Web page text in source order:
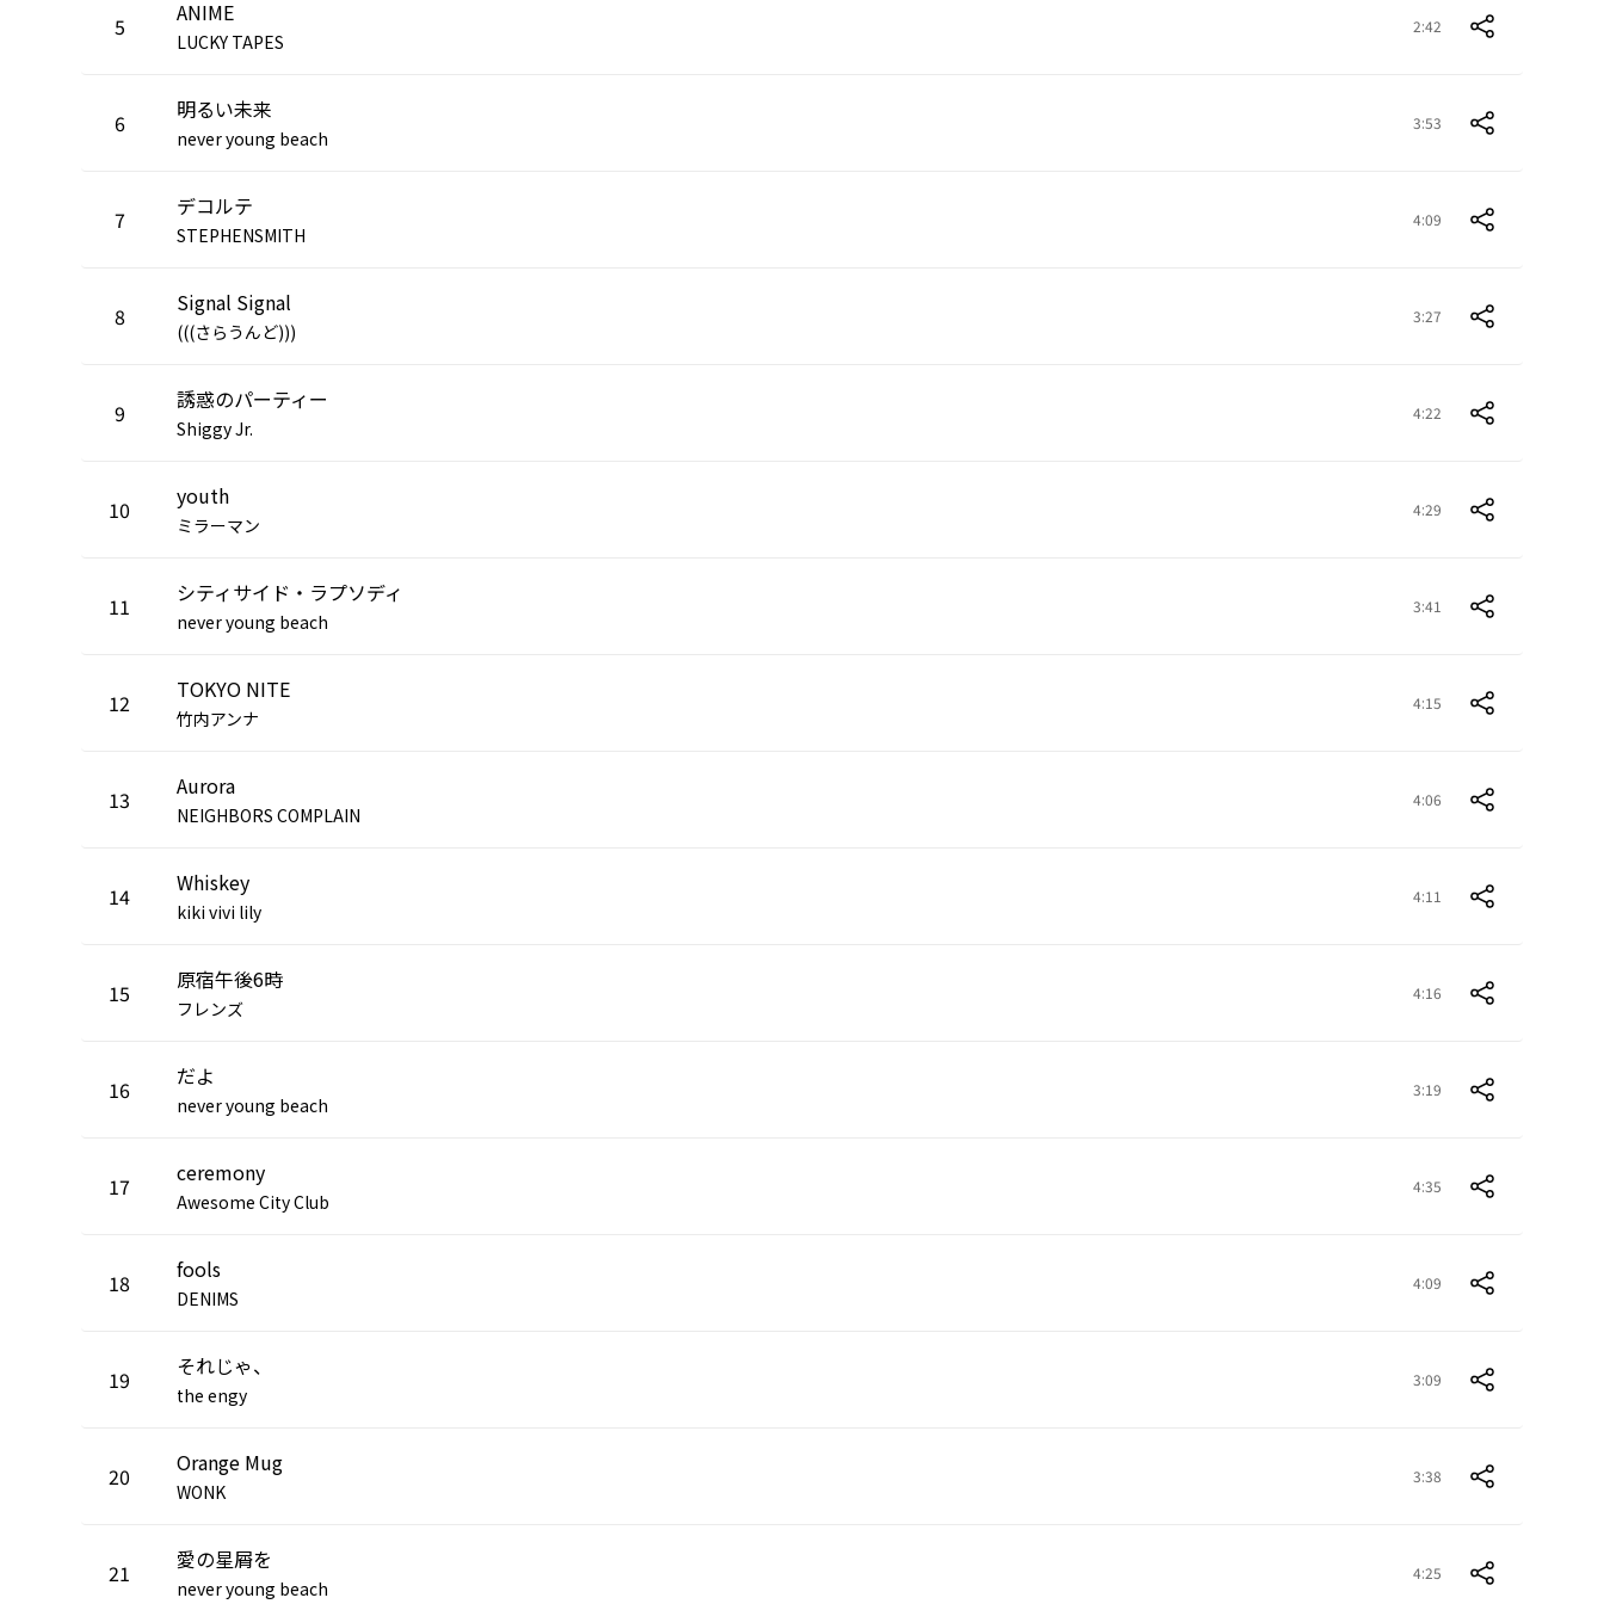
5 ANIME
LUCKY TAPES
2:42
6 明るい未来
never young beach
3:53
7 デコルテ
STEPHENSMITH
4:09
8 Signal Signal
(((さらうんど)))
3:27
9 誘惑のパーティー
Shiggy Jr.
4:22
10 youth
ミラーマン
4:29
11 シティサイド・ラプソディ
never young beach
3:41
12 TOKYO NITE
竹内アンナ
4:15
13 Aurora
NEIGHBORS COMPLAIN
4:06
14 Whiskey
kiki vivi lily
4:11
15 原宿午後6時
フレンズ
4:16
16 だよ
never young beach
3:19
17 ceremony
Awesome City Club
4:35
18 fools
DENIMS
4:09
19 それじゃ、
the engy
3:09
20 Orange Mug
WONK
3:38
21 愛の星屑を
never young beach
4:25